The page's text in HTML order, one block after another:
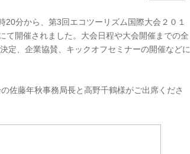
20分から、第3回エコツーリズム国際大会２０１
て開催されました。大会日程や大会開催までの全
定、企業協賛、キックオフセミナーの開催などに
佐藤年秋事務局長と高野千鶴様がご出席くださ